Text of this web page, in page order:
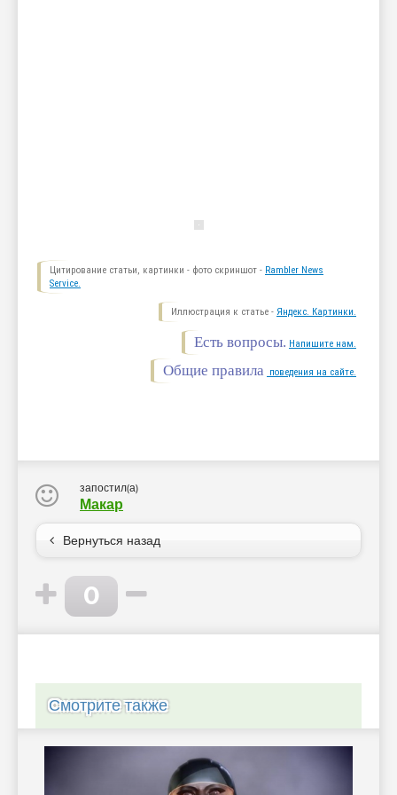
Цитирование статьи, картинки - фото скриншот - Rambler News
Service.
Иллюстрация к статье - Яндекс. Картинки.
Есть вопросы. Напишите нам.
Общие правила поведения на сайте.
запостил(а)
Макар
Вернуться назад
0
Смотрите также